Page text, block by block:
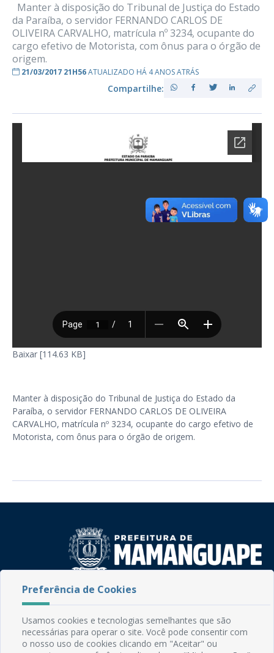
Manter à disposição do Tribunal de Justiça do Estado
da Paraíba, o servidor FERNANDO CARLOS DE
OLIVEIRA CARVALHO, matrícula nº 3234, ocupante do
cargo efetivo de Motorista, com ônus para o órgão de
origem.
21/03/2017 21H56ATUALIZADO HÁ 4 ANOS ATRÁS
Compartilhe:
Baixar [114.63 KB]
Manter à disposição do Tribunal de Justiça do Estado da
Paraíba, o servidor FERNANDO CARLOS DE OLIVEIRA
CARVALHO, matrícula nº 3234, ocupante do cargo efetivo de
Motorista, com ônus para o órgão de origem.
Rua do Imperador, 78, Centro
CEP: 58.280-000 - Mamanguape/PB
Fone: (83) 3292-2246
Email: comunicacao@mamanguape.pb.gov.br
Expediente: Segunda à Sexta, das 08h às 13h
Preferência de Cookies
Usamos cookies e tecnologias semelhantes que são
necessárias para operar o site. Você pode consentir com
o nosso uso de cookies clicando em "Aceitar" ou